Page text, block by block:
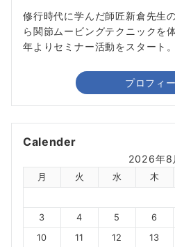
修行時代に学んだ師匠新倉先生
ら関節ムービングテクニックを
年よりセミナー活動をスタート。
プロフィ
Calender
2026年8
月 火 水 木
3
4 5 6
10
11 12 13